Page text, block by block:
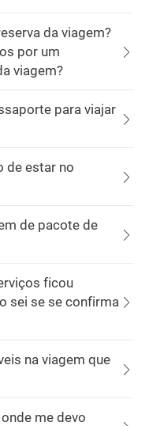
da viagem?
por um
viagem?
para viajar
de estar no
de pacote de
ficou
sei se se confirma
na viagem que
me devo